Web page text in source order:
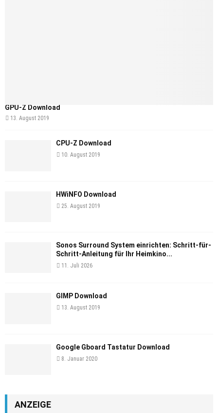
GPU-Z Download
13. August 2019
CPU-Z Download
10. August 2019
HWiNFO Download
25. August 2019
Sonos Surround System einrichten: Schritt-für-
Schritt-Anleitung für Ihr Heimkino...
11. Juli 2026
GIMP Download
13. August 2019
Google Gboard Tastatur Download
8. Januar 2020
ANZEIGE